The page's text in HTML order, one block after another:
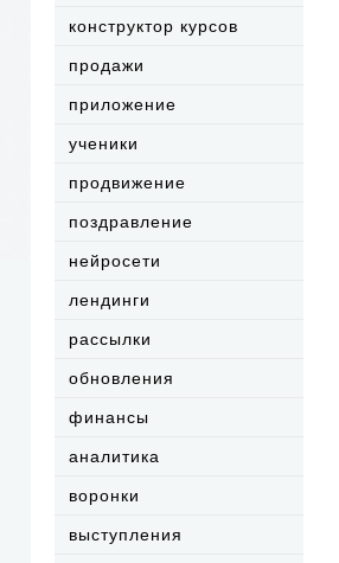
конструктор курсов
продажи
приложение
ученики
продвижение
поздравление
нейросети
лендинги
рассылки
обновления
финансы
аналитика
воронки
выступления